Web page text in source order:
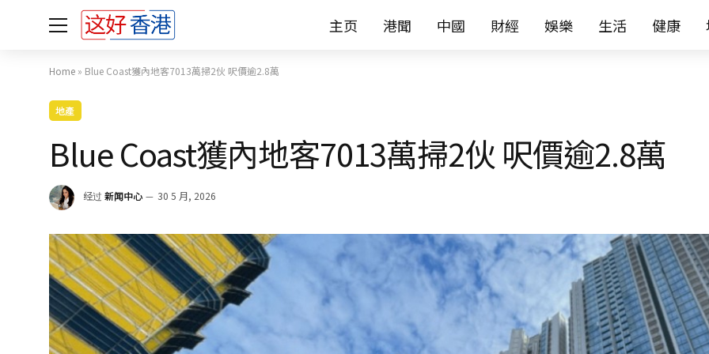
主页 港聞 中國 財經 娛樂 生活 健康
Home » Blue Coast獲內地客7013萬掃2伙 呎價逾2.8萬
地產
Blue Coast獲內地客7013萬掃2伙 呎價逾2.8萬
经过 新闻中心 30 5 月, 2026